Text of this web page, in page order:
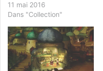
11 mai 2016
Dans "Collection"